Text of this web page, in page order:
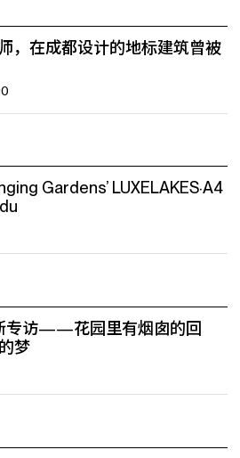
，在成都设计的地标建筑曾被
Gardens’ LUXELAKES·A4
专访——花园里有烟囱的回
梦